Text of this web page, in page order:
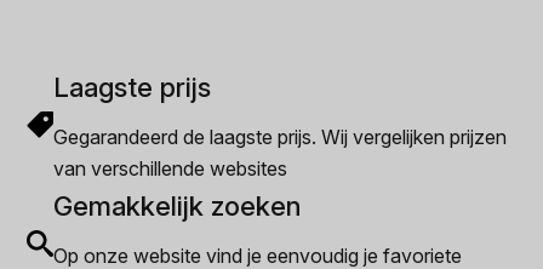
Laagste prijs
Gegarandeerd de laagste prijs. Wij vergelijken prijzen
van verschillende websites
Gemakkelijk zoeken
Op onze website vind je eenvoudig je favoriete